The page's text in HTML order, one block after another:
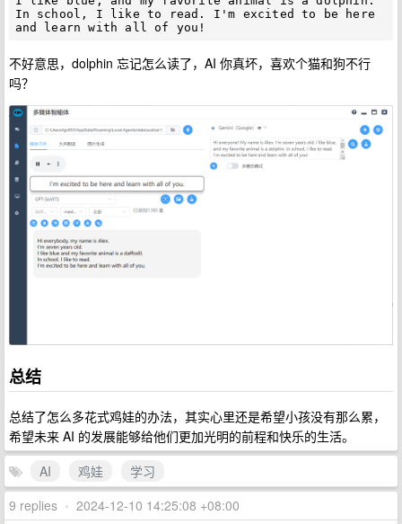
In school, I like to read. I'm excited to be here
不好意思，dolphin 忘记怎么读了，AI 你真坏，喜欢个猫和狗不行
吗？
总结
总结了怎么多花式鸡娃的办法，其实心里还是希望小孩没有那么累，
希望未来 AI 的发展能够给他们更加光明的前程和快乐的生活。
AI
鸡娃
学习
9 replies • 2024-12-10 14:25:08 +08:00